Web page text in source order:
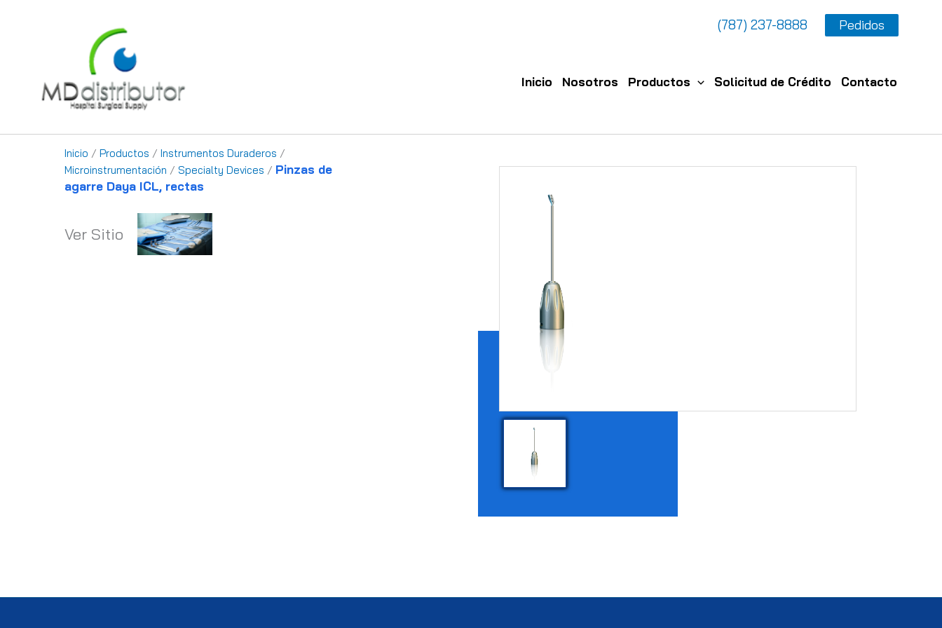
(787) 237-8888 Pedidos
Inicio Nosotros Productos Solicitud de Crédito Contacto
Inicio / Productos / Instrumentos Duraderos /
Microinstrumentación / Specialty Devices / Pinzas de
agarre Daya ICL, rectas
Ver Sitio